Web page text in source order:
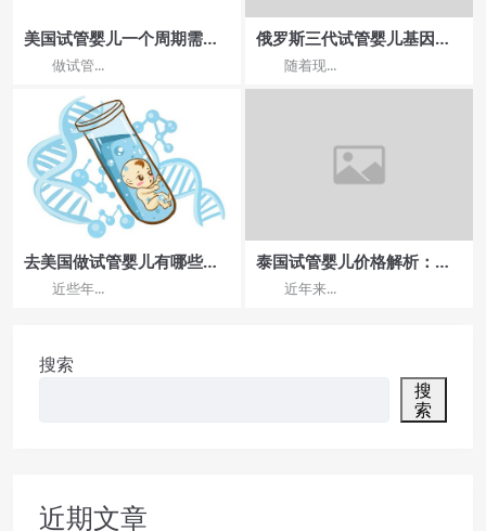
美国试管婴儿一个周期需要
多少钱?
做试管...
俄罗斯三代试管婴儿基因筛
查需要多长时间？哪家医院
速度快？
随着现...
去美国做试管婴儿有哪些优
势呢
近些年...
泰国试管婴儿价格解析：流
程透明哪家医院更可靠？
近年来...
搜索
搜
索
近期文章